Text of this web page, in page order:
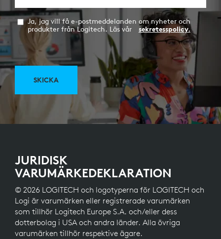
Ja, jag vill få e-postmeddelanden om nyheter och
produkter från Logitech. Läs vår
sekretesspolicy.
SKICKA
JURIDISK
VARUMÄRKEDEKLARATION
© 2026 LOGITECH och logotyperna för LOGITECH och
Logi är varumärken eller registrerade varumärken
som tillhör Logitech Europe S.A. och/eller dess
dotterbolag i USA och andra länder. Alla övriga
varumärken tillhör respektive ägare.